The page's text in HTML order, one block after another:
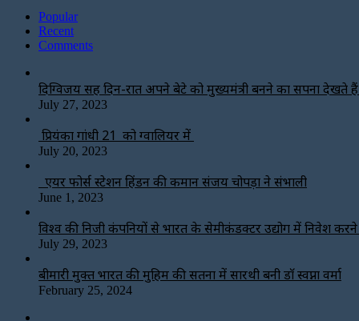
Popular
Recent
Comments
दिग्विजय सिंह दिन-रात अपने बेटे को मुख्यमंत्री बनने का सपना देखते हैं-
July 27, 2023
प्रियंका गांधी 21 को ग्वालियर में
July 20, 2023
एयर फोर्स स्टेशन हिंडन की कमान संजय चोपड़ा ने संभाली
June 1, 2023
विश्‍व की निजी कंपनियों से भारत के सेमीकंडक्टर उद्योग में निवेश
July 29, 2023
बीमारी मुक्त भारत की मुहिम की सतना में सारथी बनी डाॅ स्वप्ना वर्मा
February 25, 2024